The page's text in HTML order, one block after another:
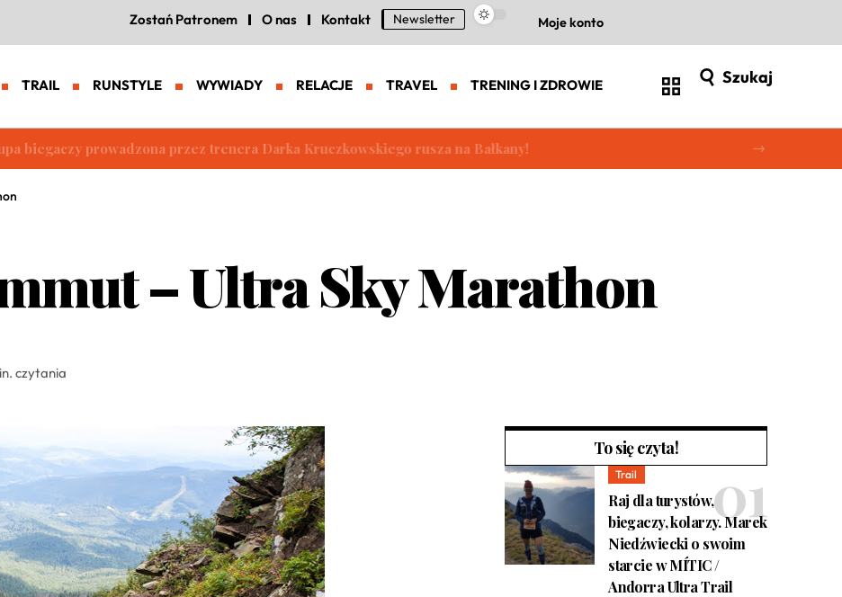
Zostań Patronem O nas Kontakt Newsletter Moje konto
TRAIL RUNSTYLE WYWIADY RELACJE TRAVEL TRENING I ZDROWIE Szukaj
biegaczy prowadzona przez trenera Darka Kruczkowskiego rusza na Bałkany!
– Ultra Sky Marathon
czytania
To się czyta!
Trail
Raj dla turystów,
biegaczy, kolarzy. Marek
Niedźwiecki o swoim
starcie w MÍTIC /
Andorra Ultra Trail